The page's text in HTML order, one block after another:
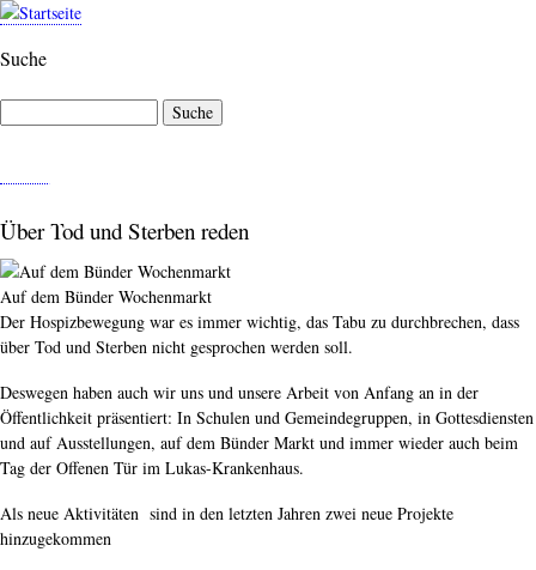
Direkt
Inhalt
Suche
E
N
Ü
Über Tod und Sterben reden
Auf dem Bünder Wochenmarkt
Der Hospizbewegung war es immer wichtig, das Tabu zu durchbrechen, dass
über Tod und Sterben nicht gesprochen werden soll.
Deswegen haben auch wir uns und unsere Arbeit von Anfang an in der
Öffentlichkeit präsentiert: In Schulen und Gemeindegruppen, in Gottesdiensten
und auf Ausstellungen, auf dem Bünder Markt und immer wieder auch beim
Tag der Offenen Tür im Lukas-Krankenhaus.
Als neue Aktivitäten sind in den letzten Jahren zwei neue Projekte
hinzugekommen